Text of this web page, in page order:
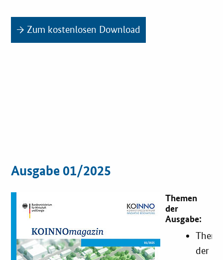
→ Zum kostenlosen Download
Ausgabe 01/2025
Themen
der
Ausgabe:
der